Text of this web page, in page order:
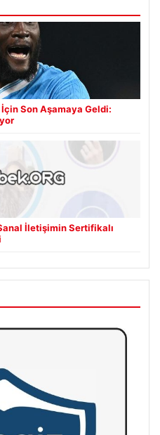
Son Aşamaya Geldi:
İletişimin Sertifikalı